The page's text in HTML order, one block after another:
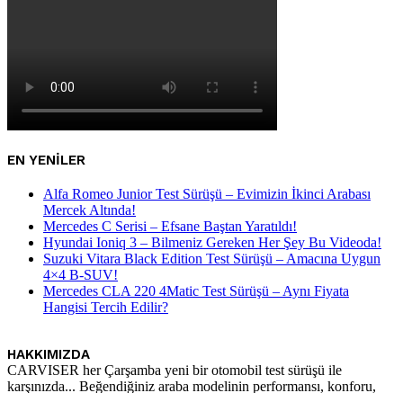
EN YENILER
Alfa Romeo Junior Test Sürüşü – Evimizin İkinci Arabası
Mercek Altında!
Mercedes C Serisi – Efsane Baştan Yaratıldı!
Hyundai Ioniq 3 – Bilmeniz Gereken Her Şey Bu Videoda!
Suzuki Vitara Black Edition Test Sürüşü – Amacına Uygun
4×4 B-SUV!
Mercedes CLA 220 4Matic Test Sürüşü – Aynı Fiyata
Hangisi Tercih Edilir?
HAKKIMIZDA
CARVISER her Çarşamba yeni bir otomobil test sürüşü ile
karşınızda... Beğendiğiniz araba modelinin performansı, konforu,